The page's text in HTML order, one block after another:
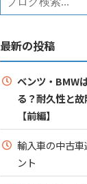
最新の投稿
ベンツ・BMW
る？耐久性と
【前編】
輸入車の中古
ント